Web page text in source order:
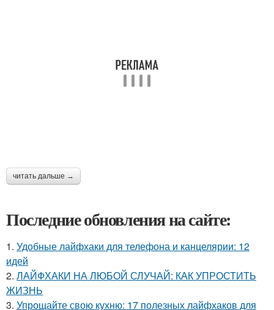
читать дальше →
Последние обновления на сайте:
1. Удобные лайфхаки для телефона и канцелярии: 12
идей
2. ЛАЙФХАКИ НА ЛЮБОЙ СЛУЧАЙ: КАК УПРОСТИТЬ
ЖИЗНЬ
3. Упрощайте свою кухню: 17 полезных лайфхаков для